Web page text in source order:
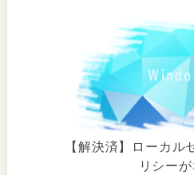
【解決済】ローカル
リシー